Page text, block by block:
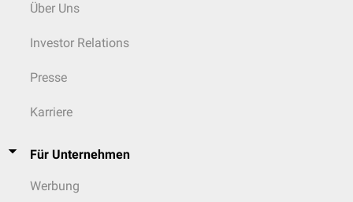
Über Uns
Investor Relations
Presse
Karriere
Für Unternehmen
Werbung